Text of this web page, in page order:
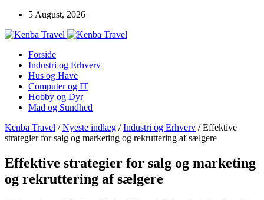
5 August, 2026
Forside
Industri og Erhverv
Hus og Have
Computer og IT
Hobby og Dyr
Mad og Sundhed
Kenba Travel /Nyeste indlæg /Industri og Erhverv /Effektive
strategier for salg og marketing og rekruttering af sælgere
Effektive strategier for salg og marketing
og rekruttering af sælgere